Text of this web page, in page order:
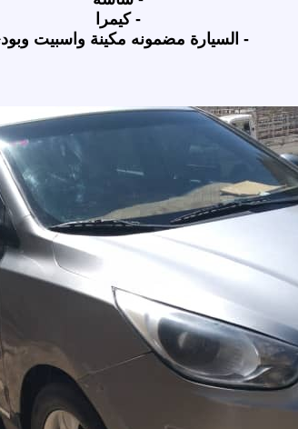
- كيمرا
- السيارة مضمونه مكينة واسبيت